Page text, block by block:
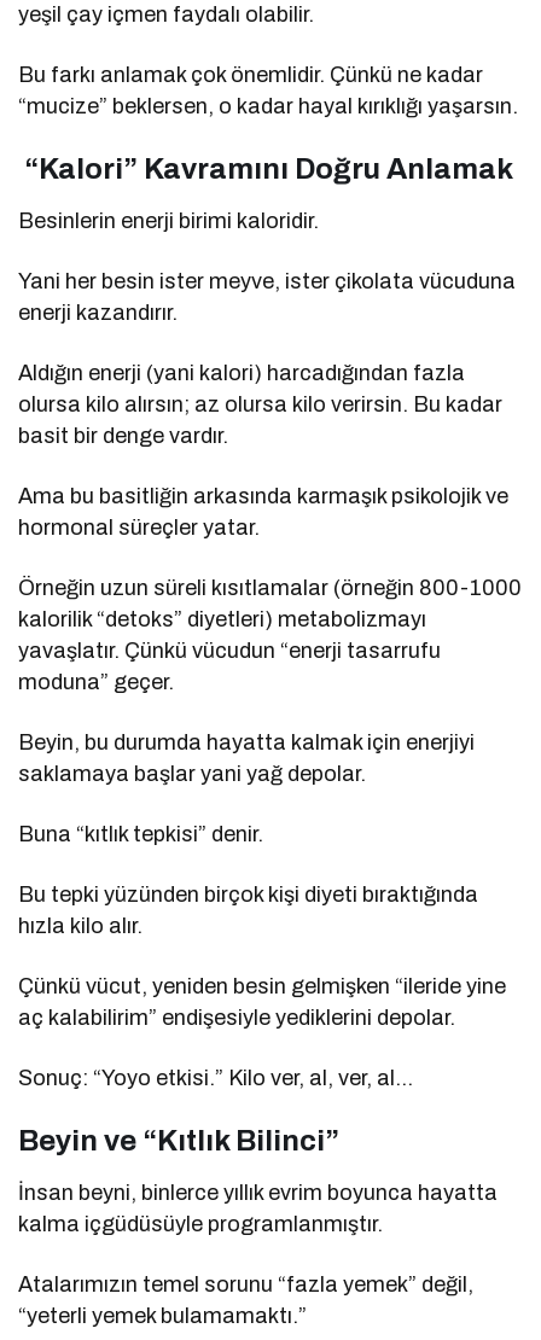
yeşil çay içmen faydalı olabilir.
Bu farkı anlamak çok önemlidir. Çünkü ne kadar
“mucize” beklersen, o kadar hayal kırıklığı yaşarsın.
“Kalori” Kavramını Doğru Anlamak
Besinlerin enerji birimi kaloridir.
Yani her besin ister meyve, ister çikolata vücuduna
enerji kazandırır.
Aldığın enerji (yani kalori) harcadığından fazla
olursa kilo alırsın; az olursa kilo verirsin. Bu kadar
basit bir denge vardır.
Ama bu basitliğin arkasında karmaşık psikolojik ve
hormonal süreçler yatar.
Örneğin uzun süreli kısıtlamalar (örneğin 800-1000
kalorilik “detoks” diyetleri) metabolizmayı
yavaşlatır. Çünkü vücudun “enerji tasarrufu
moduna” geçer.
Beyin, bu durumda hayatta kalmak için enerjiyi
saklamaya başlar yani yağ depolar.
Buna “kıtlık tepkisi” denir.
Bu tepki yüzünden birçok kişi diyeti bıraktığında
hızla kilo alır.
Çünkü vücut, yeniden besin gelmişken “ileride yine
aç kalabilirim” endişesiyle yediklerini depolar.
Sonuç: “Yoyo etkisi.” Kilo ver, al, ver, al…
Beyin ve “Kıtlık Bilinci”
İnsan beyni, binlerce yıllık evrim boyunca hayatta
kalma içgüdüsüyle programlanmıştır.
Atalarımızın temel sorunu “fazla yemek” değil,
“yeterli yemek bulamamaktı.”